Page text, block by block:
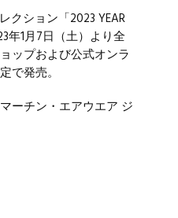
クション「2023 YEAR
年1月7日（土）より全
ップおよび公式オンラ
で発売。
ーチン・エアウエア ジ